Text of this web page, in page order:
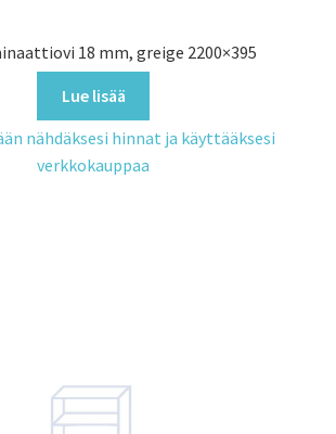
18 mm, greige 2200×395
Lue lisää
nähdäksesi hinnat ja käyttääksesi
verkkokauppaa